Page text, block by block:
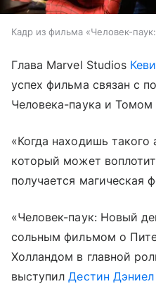
Кадр из фильма «Человек-
Глава Marvel Studios
успех фильма связан с
Человека-паука и
«Когда находишь
который может
получается магическая
«Человек-паук: Новый
сольным фильмом о
Холландом в главной
выступилДестин